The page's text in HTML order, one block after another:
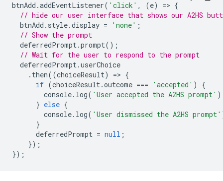
btnAdd .addEventListener( 'click' , (e) => {
// hide our user interface that shows our A2HS
btnAdd . style.display = 'none' ;
// Show the prompt
deferredPrompt.prompt();
// Wait for the user to respond to the prompt
deferredPrompt.userChoice
. then((choiceResult) => {
if (choiceResult.outcome === 'accepted' )
{
console. log( 'User accepted the A2HS prompt'
} else {
console. log( 'User dismissed the A2HS prompt'
}
deferredPrompt = null ;
});
});